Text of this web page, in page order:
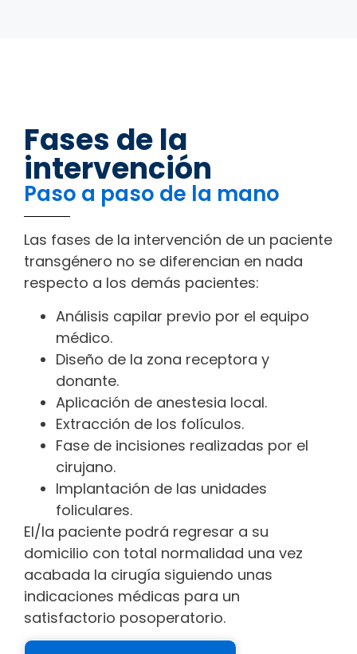
Fases de la
intervención
Paso a paso de la mano
Las fases de la intervención de un paciente
transgénero no se diferencian en nada
respecto a los demás pacientes:
Análisis capilar previo por el equipo
médico.
Diseño de la zona receptora y
donante.
Aplicación de anestesia local.
Extracción de los folículos.
Fase de incisiones realizadas por el
cirujano.
Implantación de las unidades
foliculares.
El/la paciente podrá regresar a su
domicilio con total normalidad una vez
acabada la cirugía siguiendo unas
indicaciones médicas para un
satisfactorio posoperatorio.